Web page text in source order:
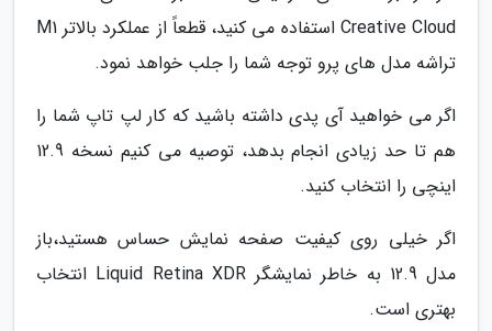
Creative Cloud استفاده می کنید، قطعاً از عملکرد بالاتر M1
تراشه مدل های پرو توجه شما را جلب خواهد نمود.
اگر می خواهید آی پدی داشته باشید که کار لپ تاپ شما را
هم تا حد زیادی انجام بدهد، توصیه می کنیم نسخه 12.9
اینچی را انتخاب کنید.
اگر خیلی روی کیفیت صفحه نمایش حساس هستید،باز
مدل 12.9 به خاطر نمایشگر Liquid Retina XDR انتخاب
بهتری است.